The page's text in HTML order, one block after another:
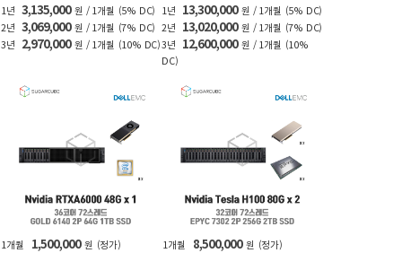
1년
3,135,000 원 / 1개월
(5% DC)
2년
3,069,000 원 / 1개월
(7% DC)
3년
2,970,000 원 / 1개월 (10% DC)
1년
13,300,000 원 / 1개월
(5% DC)
2년
13,020,000 원 / 1개월
(7% DC)
3년
12,600,000 원 / 1개월
(10%
DC)
1개월 1,500,000 원
(정가)
1개월 8,500,000 원
(정가)